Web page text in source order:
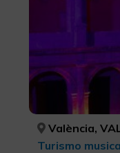
València,
Turismo